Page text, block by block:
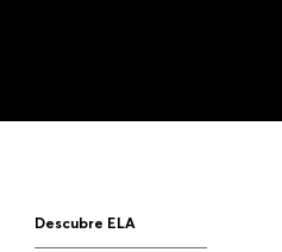
Descubre ELA